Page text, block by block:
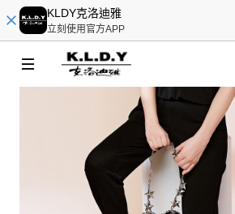
KLDY克洛迪雅
立刻使用官方APP